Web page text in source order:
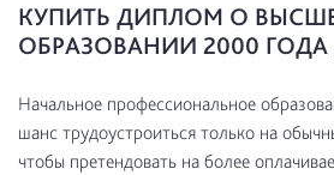
КУПИТЬ ДИПЛОМ О
ОБРАЗОВАНИИ 2000
Начальное профессиональное
шанс трудоустроиться только на
чтобы претендовать на более